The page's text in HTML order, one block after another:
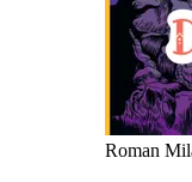
Roman